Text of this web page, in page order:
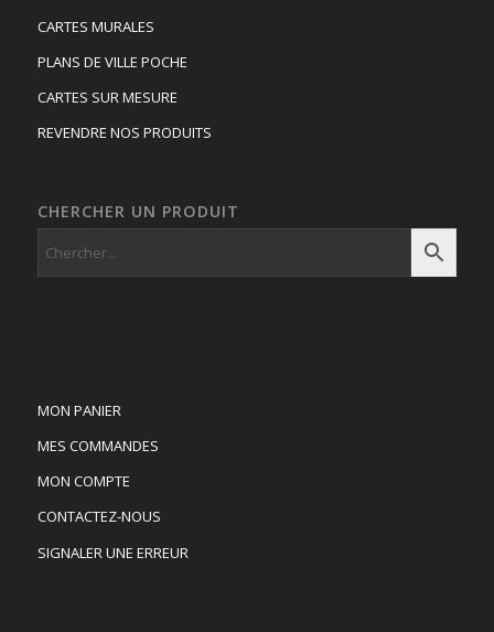
CARTES MURALES
PLANS DE VILLE POCHE
CARTES SUR MESURE
REVENDRE NOS PRODUITS
CHERCHER UN PRODUIT
MON PANIER
MES COMMANDES
MON COMPTE
CONTACTEZ-NOUS
SIGNALER UNE ERREUR